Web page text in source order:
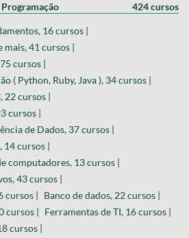
424 cursos
16 cursos |
41 cursos |
cursos |
( Python, Ruby, Java ), 34 cursos |
cursos |
cursos |
de Dados, 37 cursos |
cursos |
computadores, 13 cursos |
43 cursos |
cursos |
Banco de dados, 22 cursos |
cursos |
Ferramentas de TI, 16 cursos |
cursos |